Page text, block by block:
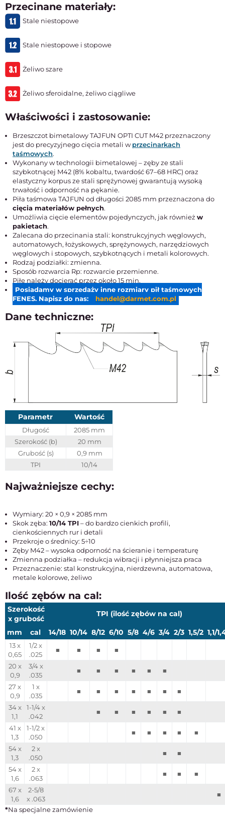
Przecinane materiały:
Stale niestopowe
Stale niestopowe i stopowe
Żeliwo szare
Żeliwo sferoidalne, żeliwo ciągliwe
Właściwości i zastosowanie:
Brzeszczot bimetalowy TAJFUN OPTI CUT M42 przeznaczony
jest do precyzyjnego cięcia metali wprzecinarkach
taśmowych.
Wykonany w technologii bimetalowej – zęby ze stali
szybkotnącej M42 (8% kobaltu, twardość 67–68 HRC) oraz
elastyczny korpus ze stali sprężynowej gwarantują wysoką
trwałość i odporność na pękanie.
Piła taśmowa TAJFUN od długości 2085 mm przeznaczona do
cięcia materiałów pełnych.
Umożliwia cięcie elementów pojedynczych, jak również w
pakietach.
Zalecana do przecinania stali: konstrukcyjnych węglowych,
automatowych, łożyskowych, sprężynowych, narzędziowych
węglowych i stopowych, szybkotnących i metali kolorowych.
Rodzaj podziałki: zmienna.
Sposób rozwarcia Rp: rozwarcie przemienne.
Piłę należy docierać przez około 15 min.
Posiadamy w sprzedaży inne rozmiary pił taśmowych
FENES. Napisz do nas:
handel@darmet.com.pl
Dane techniczne:
Parametr Wartość
Długość
2085 mm
Szerokość (b)
20 mm
Grubość (s)
0,9 mm
TPI
10/14
Najważniejsze cechy:
Wymiary: 20 × 0,9 × 2085 mm
Skok zęba: 10/14 TPI– do bardzo cienkich profili,
cienkościennych rur i detali
Przekroje o średnicy: 5÷10
Zęby M42 – wysoka odporność na ścieranie i temperaturę
Zmienna podziałka – redukcja wibracji i płynniejsza praca
Przeznaczenie: stal konstrukcyjna, nierdzewna, automatowa,
metale kolorowe, żeliwo
Ilość zębów na cal:
Szerokość
x grubość
TPI (ilość zębów na cal)
mm cal 14/18 10/14 8/12 6/10 5/8 4/6 3/4 2/3 1,5/2 1,1/
13 x
0,65
1/2 x
.025
■ ■ ■
■
20 x
0,9
3/4 x
.035
■ ■ ■ ■ ■
■
27 x
0,9
1 x
.035
■ ■ ■ ■ ■ ■
■
34 x
1,1
1-1/4 x
.042
■ ■ ■ ■ ■
■
41 x
1,3
1-1/2 x
.050
■ ■ ■ ■
■
54 x
1,3
2 x
.050
■
■
54 x
1,6
2 x
.063
■ ■
■
67 x
1,6
2-5/8
x .063
■
*Na specjalne zamówienie